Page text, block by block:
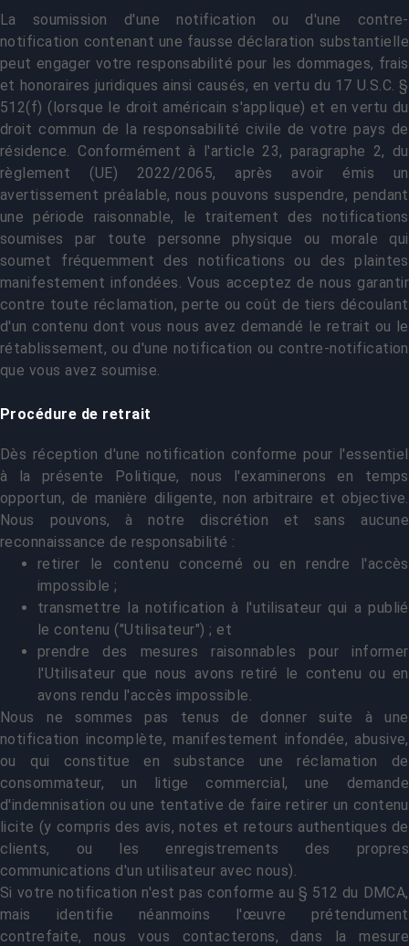
La soumission d'une notification ou d'une contre-
notification contenant une fausse déclaration substantielle
peut engager votre responsabilité pour les dommages, frais
et honoraires juridiques ainsi causés, en vertu du 17 U.S.C. §
512(f) (lorsque le droit américain s'applique) et en vertu du
droit commun de la responsabilité civile de votre pays de
résidence. Conformément à l'article 23, paragraphe 2, du
règlement (UE) 2022/2065, après avoir émis un
avertissement préalable, nous pouvons suspendre, pendant
une période raisonnable, le traitement des notifications
soumises par toute personne physique ou morale qui
soumet fréquemment des notifications ou des plaintes
manifestement infondées. Vous acceptez de nous garantir
contre toute réclamation, perte ou coût de tiers découlant
d'un contenu dont vous nous avez demandé le retrait ou le
rétablissement, ou d'une notification ou contre-notification
que vous avez soumise.
Procédure de retrait
Dès réception d'une notification conforme pour l'essentiel
à la présente Politique, nous l'examinerons en temps
opportun, de manière diligente, non arbitraire et objective.
Nous pouvons, à notre discrétion et sans aucune
reconnaissance de responsabilité :
retirer le contenu concerné ou en rendre l'accès
impossible ;
transmettre la notification à l'utilisateur qui a publié
le contenu ("Utilisateur") ; et
prendre des mesures raisonnables pour informer
l'Utilisateur que nous avons retiré le contenu ou en
avons rendu l'accès impossible.
Nous ne sommes pas tenus de donner suite à une
notification incomplète, manifestement infondée, abusive,
ou qui constitue en substance une réclamation de
consommateur, un litige commercial, une demande
d'indemnisation ou une tentative de faire retirer un contenu
licite (y compris des avis, notes et retours authentiques de
clients, ou les enregistrements des propres
communications d'un utilisateur avec nous).
Si votre notification n'est pas conforme au § 512 du DMCA,
mais identifie néanmoins l'œuvre prétendument
contrefaite, nous vous contacterons, dans la mesure